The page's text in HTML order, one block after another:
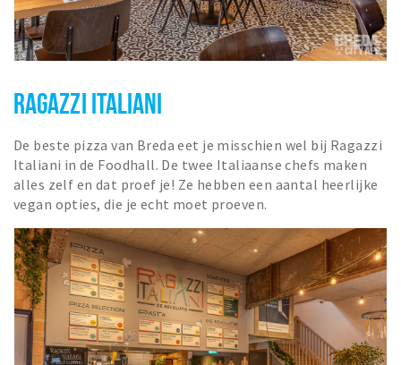
RAGAZZI ITALIANI
De beste pizza van Breda eet je misschien wel bij Ragazzi
Italiani in de Foodhall. De twee Italiaanse chefs maken
alles zelf en dat proef je! Ze hebben een aantal heerlijke
vegan opties, die je echt moet proeven.